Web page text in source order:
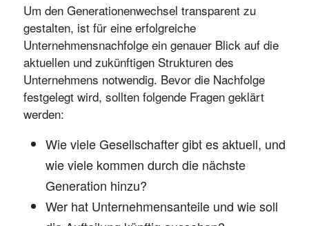
Um den Generationenwechsel transparent zu
gestalten, ist für eine erfolgreiche
Unternehmensnachfolge ein genauer Blick auf die
aktuellen und zukünftigen Strukturen des
Unternehmens notwendig. Bevor die Nachfolge
festgelegt wird, sollten folgende Fragen geklärt
werden:
Wie viele Gesellschafter gibt es aktuell, und
wie viele kommen durch die nächste
Generation hinzu?
Wer hat Unternehmensanteile und wie soll